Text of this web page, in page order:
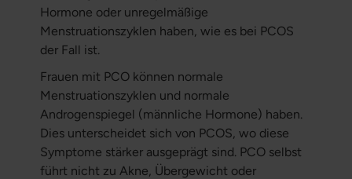
Hormone oder unregelmäßige
Menstruationszyklen haben, wie es bei PCOS
der Fall ist.
Frauen mit PCO können normale
Menstruationszyklen und normale
Androgenspiegel (männliche Hormone) haben.
Dies unterscheidet sich von PCOS, wo diese
Symptome stärker ausgeprägt sind. PCO selbst
führt nicht zu Akne, Übergewicht oder